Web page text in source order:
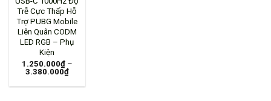
Trễ Cực Thấp Hỗ
Trợ PUBG Mobile
Liên Quân CODM
LED RGB – Phụ
Kiện
1.250.000₫–
3.380.000₫